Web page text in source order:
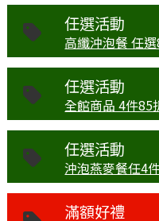
任選活動
高纖沖泡餐 任
任選活動
全館商品 4件85
任選活動
沖泡燕麥餐任4
滿額好禮